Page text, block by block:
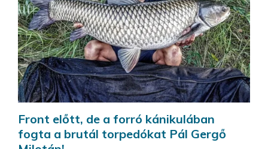
Front előtt, de a forró kánikulában
fogta a brutál torpedókat Pál Gergő